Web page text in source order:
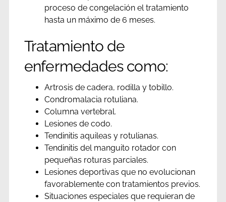
proceso de congelación el tratamiento
hasta un máximo de 6 meses.
Tratamiento de
enfermedades como:
Artrosis de cadera, rodilla y tobillo.
Condromalacia rotuliana.
Columna vertebral.
Lesiones de codo.
Tendinitis aquileas y rotulianas.
Tendinitis del manguito rotador con
pequeñas roturas parciales.
Lesiones deportivas que no evolucionan
favorablemente con tratamientos previos.
Situaciones especiales que requieran de